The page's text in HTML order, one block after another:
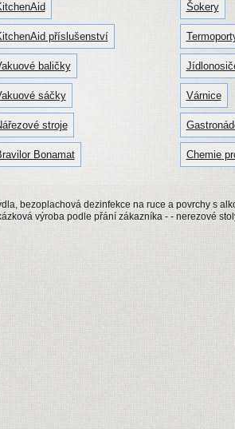
příslušenství
baličky
sáčky
stroje
Bonamat
Šokery
Várnice
Chemie
bezoplachová dezinfekce na ruce a povrchy s
výroba podle přání zákazníka - - nerezové